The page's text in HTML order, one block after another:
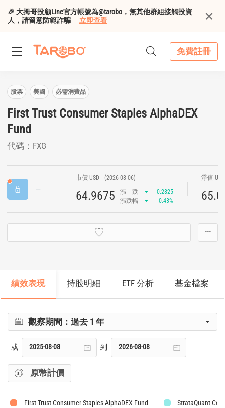
🎉 大拇哥投顧Line官方帳號為@tarobo，無其他群組接觸投資
人，請留意防範詐騙
立即查看
免費註冊
股票 美國 必需消費品
First Trust Consumer Staples AlphaDEX
Fund
代碼：FXG
市價 USD (2026-08-06)
64.9675 漲 跌
0.2825
漲跌幅
0.43%
淨值
···
績效表現 持股明細 ETF 分析 基金檔案
觀察期間：過去 1 年
或 到
原幣計價
First Trust Consumer Staples AlphaDEX Fund StrataQuant